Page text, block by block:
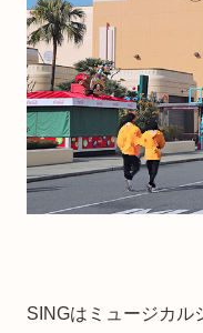
SINGはミュージカル